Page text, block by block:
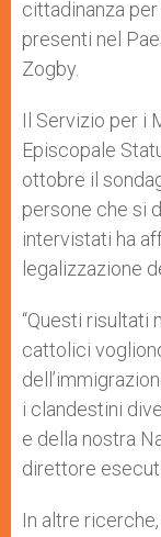
cittadinanza
presenti nel
Zogby.
Il Servizio per i
Episcopale
ottobre il
persone che si
intervistati ha
legalizzazione
“Questi risultati
cattolici
i clandestini
e della nostra
direttore
In altre